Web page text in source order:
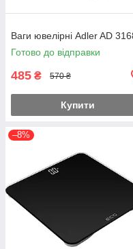
Ваги ювелірні Adler AD
Готово до відправки
485 ₴ 570 ₴
Купити
–8%